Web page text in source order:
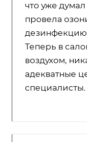
что уже
провела
дезинфекцию,
Теперь в
воздухом,
адекватные
специалисты.